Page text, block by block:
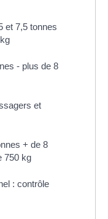
et 7,5 tonnes
- plus de 8
et
+ de 8
750 kg
: contrôle